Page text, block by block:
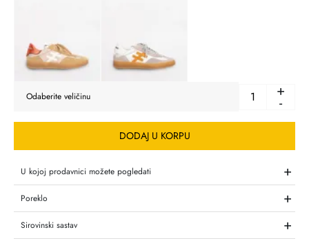
+
-
DODAJ U KORPU
U kojoj prodavnici možete pogledati +
Poreklo +
Sirovinski sastav +